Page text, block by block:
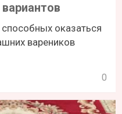
оказаться
вареников
0